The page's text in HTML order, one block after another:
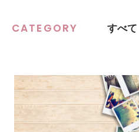
CATEGORY すべて